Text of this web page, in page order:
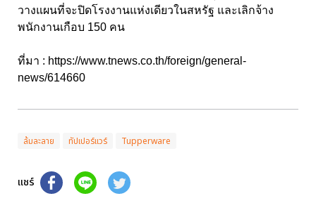
วางแผนที่จะปิดโรงงานแห่งเดียวในสหรัฐ และเลิกจ้าง
พนักงานเกือบ 150 คน
ที่มา : https://www.tnews.co.th/foreign/general-
news/614660
ล้มละลาย ทัปเปอร์แวร์ Tupperware
แชร์